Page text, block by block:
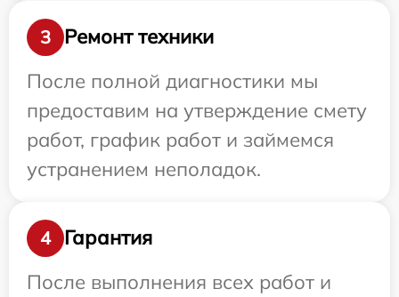
3
Ремонт техники
После полной диагностики мы
предоставим на утверждение смету
работ, график работ и займемся
устранением неполадок.
4
Гарантия
После выполнения всех работ и